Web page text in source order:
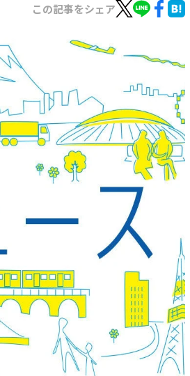
この記事をシェア